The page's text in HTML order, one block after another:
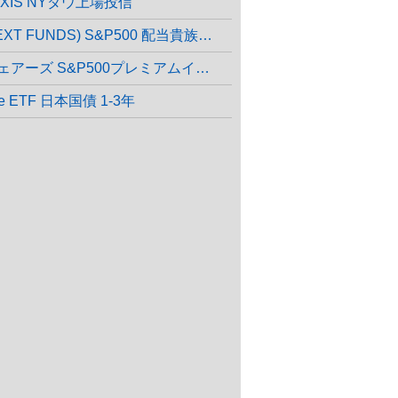
(NEXT FUNDS) S&P500 配当貴族指数連動型上場投信
iシェアーズ S&P500プレミアムインカム
ETF 日本国債 1-3年